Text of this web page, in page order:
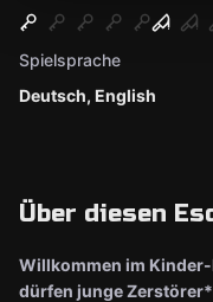
Deutsch, English
Spielsprache
Über diesen
Willkommen im Kinder-
dürfen junge